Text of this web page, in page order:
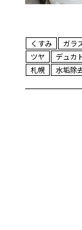
くすみ ガラ
ツヤ
デュカ
札幌
水垢除